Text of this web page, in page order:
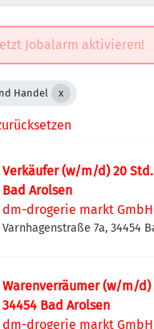
Jobalarm aktivieren!
Handel
Verkäufer (w/m/d) 20
Bad Arolsen
dm-drogerie markt GmbH
Varnhagenstraße 7a, 34454
Warenverräumer (w/m/d)
34454 Bad Arolsen
dm-drogerie markt GmbH